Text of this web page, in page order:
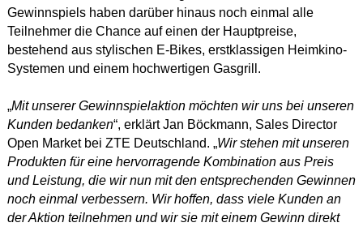
Gewinnspiels haben darüber hinaus noch einmal alle
Teilnehmer die Chance auf einen der Hauptpreise,
bestehend aus stylischen E-Bikes, erstklassigen Heimkino-
Systemen und einem hochwertigen Gasgrill.
„Mit unserer Gewinnspielaktion möchten wir uns bei unseren
Kunden bedanken“, erklärt Jan Böckmann, Sales Director
Open Market bei ZTE Deutschland. „Wir stehen mit unseren
Produkten für eine hervorragende Kombination aus Preis
und Leistung, die wir nun mit den entsprechenden Gewinnen
noch einmal verbessern. Wir hoffen, dass viele Kunden an
der Aktion teilnehmen und wir sie mit einem Gewinn direkt